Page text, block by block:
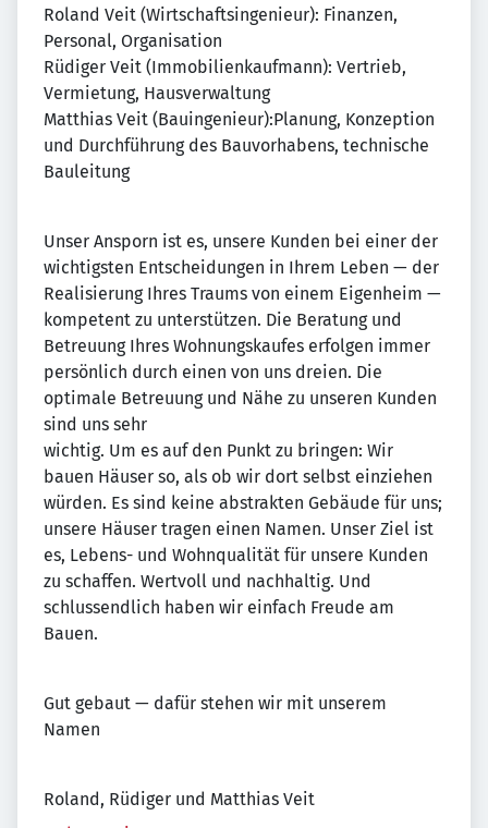
Roland Veit (Wirtschaftsingenieur): Finanzen,
Personal, Organisation
Rüdiger Veit (Immobilienkaufmann): Vertrieb,
Vermietung, Hausverwaltung
Matthias Veit (Bauingenieur):Planung, Konzeption
und Durchführung des Bauvorhabens, technische
Bauleitung
Unser Ansporn ist es, unsere Kunden bei einer der
wichtigsten Entscheidungen in Ihrem Leben — der
Realisierung Ihres Traums von einem Eigenheim —
kompetent zu unterstützen. Die Beratung und
Betreuung Ihres Wohnungskaufes erfolgen immer
persönlich durch einen von uns dreien. Die
optimale Betreuung und Nähe zu unseren Kunden
sind uns sehr
wichtig. Um es auf den Punkt zu bringen: Wir
bauen Häuser so, als ob wir dort selbst einziehen
würden. Es sind keine abstrakten Gebäude für uns;
unsere Häuser tragen einen Namen. Unser Ziel ist
es, Lebens- und Wohnqualität für unsere Kunden
zu schaffen. Wertvoll und nachhaltig. Und
schlussendlich haben wir einfach Freude am
Bauen.
Gut gebaut — dafür stehen wir mit unserem
Namen
Roland, Rüdiger und Matthias Veit